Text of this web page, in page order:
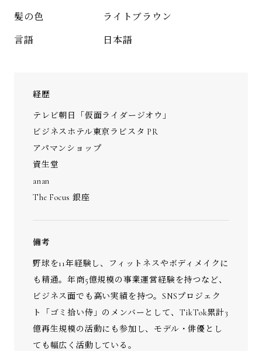
髪の色 ライトブラウン
言語 日本語
経歴
テレビ朝日「仮面ライダージオウ」
ビジネスホテル東京ラビスタ PR
アパマンショップ
資生堂
anan
The Focus 銀座
備考
野球を11年経験し、フィットネスやボディメイクに
も精通。年商5億規模の事業運営経験を持つなど、
ビジネス面でも高い実績を持つ。SNSプロジェク
ト「ゴミ拾い侍」のメンバーとして、TikTok累計3
億再生規模の活動にも参加し、モデル・俳優とし
ても幅広く活動している。